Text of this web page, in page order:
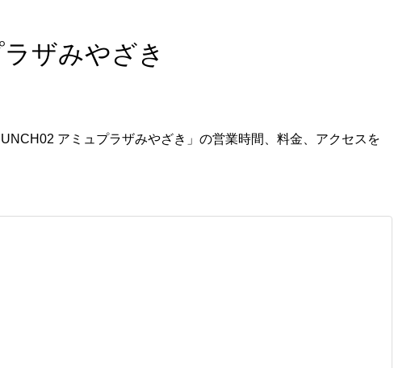
ザみやざき
アミュプラザみやざき」の営業時間、料金、アクセスを